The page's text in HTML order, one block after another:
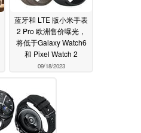
蓝牙和 LTE 版小米手表
2 Pro 欧洲售价曝光，
将低于Galaxy Watch6
和 Pixel Watch 2
09/18/2023